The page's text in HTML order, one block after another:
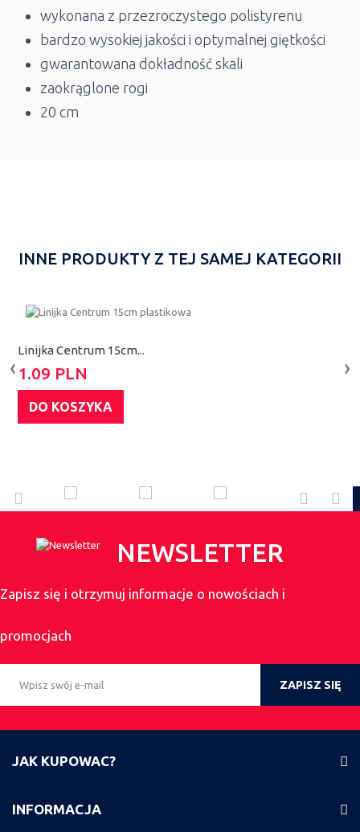
wykonana z przezroczystego polistyrenu
bardzo wysokiej jakości i optymalnej giętkości
gwarantowana dokładność skali
zaokrąglone rogi
20 cm
INNE PRODUKTY Z TEJ SAMEJ KATEGORII
Linijka Centrum 15cm...
1.09 PLN
DO KOSZYKA
‹ ›
NEWSLETTER
Zapisz się i otrzymuj informacje o nowościach i
promocjach
ZAPISZ SIĘ
JAK KUPOWAC?
INFORMACJA